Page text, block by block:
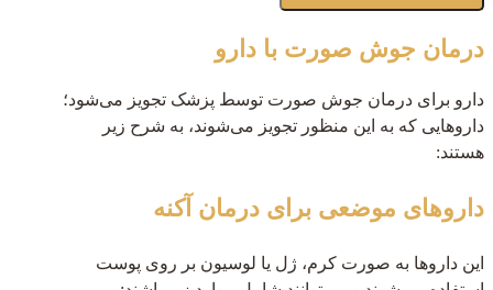
درمان جوش صورت با دارو
دارو برای درمان جوش صورت توسط پزشک تجویز می‌شود؛
داروهایی که به این منظور تجویز می‌شوند، به شرح زیر
هستند:
داروهای موضعی برای درمان آکنه
این داروها به صورت کرم، ژل یا لوسیون بر روی پوست